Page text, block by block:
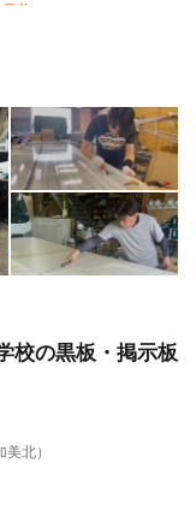
日休み
校の黒板・掲示板
北）